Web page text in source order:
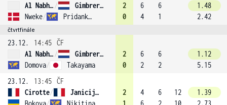
Al Nabhani /
Gimbrere (2)
Nweke/ Pridankina
2
0
6
4
6
1
1.48
2.42
čtvrtfinále
23.12. 14:45 ČF
Al Nabhani /
Gimbrere (2)
Domova/ Takayama
2
0
6
2
6
2
1.12
5.15
23.12.
13:45 ČF
Cirotte/
Janicijevic (4)
Bokova/ Nikitina
2
1
4
6
6
2
12
10
1.39
2.73